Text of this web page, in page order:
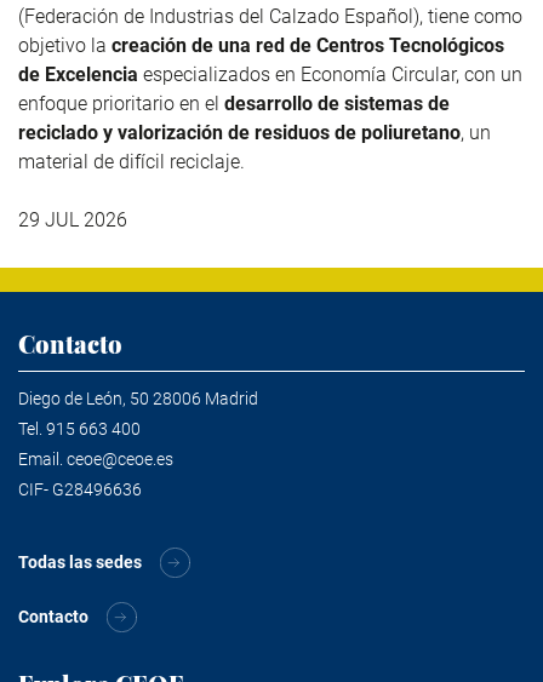
(Federación de Industrias del Calzado Español), tiene como
objetivo la creación de una red de Centros Tecnológicos
de Excelencia especializados en Economía Circular, con un
enfoque prioritario en el desarrollo de sistemas de
reciclado y valorización de residuos de poliuretano, un
material de difícil reciclaje.
29 JUL 2026
Contacto
Diego de León, 50 28006 Madrid
Tel. 915 663 400
Email. ceoe@ceoe.es
CIF- G28496636
Todas las sedes
Contacto